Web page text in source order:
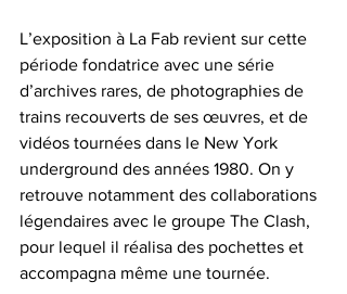
L’exposition à La Fab revient sur cette
période fondatrice avec une série
d’archives rares, de photographies de
trains recouverts de ses œuvres, et de
vidéos tournées dans le New York
underground des années 1980. On y
retrouve notamment des collaborations
légendaires avec le groupe The Clash,
pour lequel il réalisa des pochettes et
accompagna même une tournée.